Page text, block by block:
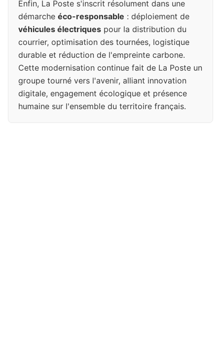
Enfin, La Poste s'inscrit résolument dans une
démarche éco-responsable : déploiement de
véhicules électriques pour la distribution du
courrier, optimisation des tournées, logistique
durable et réduction de l'empreinte carbone.
Cette modernisation continue fait de La Poste un
groupe tourné vers l'avenir, alliant innovation
digitale, engagement écologique et présence
humaine sur l'ensemble du territoire français.